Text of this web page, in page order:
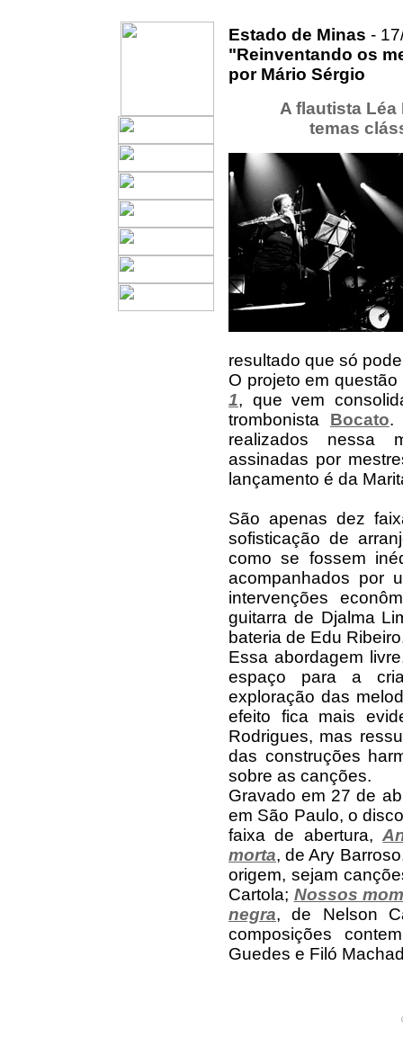
Estado de Minas -
"Reinventando os
por Mário Sérgio
A flautista
temas
resultado que só
O projeto em questão
1, que vem
trombonista Bocato.
realizados nessa
assinadas por
lançamento é da
São apenas dez
sofisticação de
como se fossem
acompanhados por
intervenções
guitarra de Djalma
bateria de Edu
Essa abordagem
espaço para a
exploração das
efeito fica mais
Rodrigues, mas
das construções
sobre as canções.
Gravado em 27 de
em São Paulo, o
faixa de abertura,
morta, de Ary
origem, sejam
Cartola; Nossos
negra, de Nelson
composições
Guedes e Filó